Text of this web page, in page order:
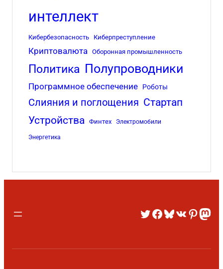
интеллект
Кибербезопасность Киберпреступление
Криптовалюта Оборонная промышленность
Политика Полупроводники
Программное обеспечение Роботы
Слияния и поглощения Стартап
Устройства
Финтех Электромобили
Энергетика